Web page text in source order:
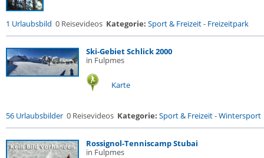
1 Urlaubsbild 0 Reisevideos Kategorie: Sport & Freizeit- Freizeitpark
Ski-Gebiet Schlick 2000
in Fulpmes
Karte
56 Urlaubsbilder 0 Reisevideos Kategorie: Sport & Freizeit-Wintersport
Rossignol-Tenniscamp Stubai
in Fulpmes